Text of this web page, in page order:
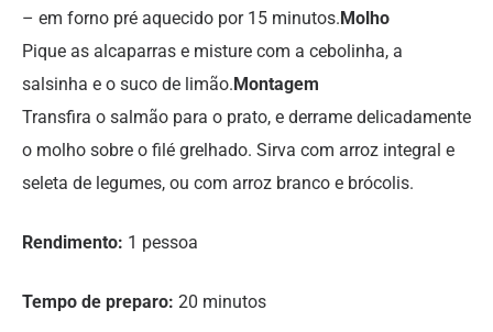
– em forno pré aquecido por 15 minutos.Molho
Pique as alcaparras e misture com a cebolinha, a
salsinha e o suco de limão.Montagem
Transfira o salmão para o prato, e derrame delicadamente
o molho sobre o filé grelhado. Sirva com arroz integral e
seleta de legumes, ou com arroz branco e brócolis.
Rendimento: 1 pessoa
Tempo de preparo: 20 minutos